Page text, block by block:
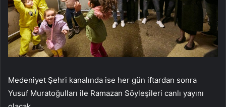
Medeniyet Şehri kanalında ise her gün iftardan sonra
Yusuf Muratoğulları ile Ramazan Söyleşileri canlı yayını